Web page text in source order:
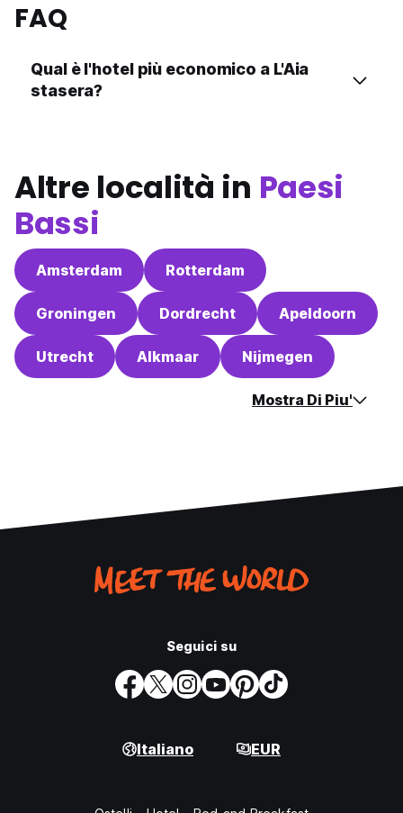
FAQ
Qual è l'hotel più economico a L'Aia
stasera?
Altre località in Paesi
Bassi
Amsterdam Rotterdam
Groningen Dordrecht Apeldoorn
Utrecht Alkmaar Nijmegen
Mostra Di Piu'
Seguici su
Italiano EUR